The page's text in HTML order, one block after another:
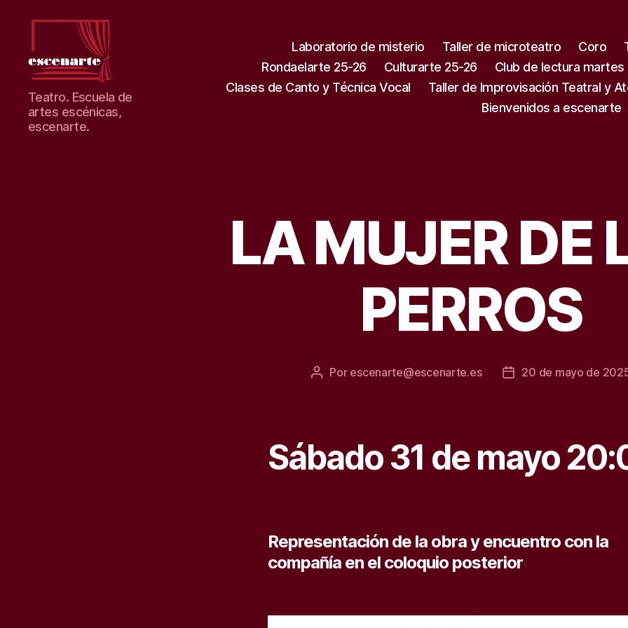
Teatro
escenarte.
Escuela
de
Teatro. Escuela de
artes escénicas,
escenarte.
Laboratorio de misterio Taller de microteatro Coro
Rondaelarte 25-26
Culturarte 25-26
Club de lectura martes
Clases de Canto y Técnica Vocal
Taller de Improvisación Teatral y
Bienvenidos a escenarte
LA MUJER DE
PERROS
Autor
Por escenarte@escenarte.es
Fecha20 de mayo de
Sábado 31 de mayo
Representación de la obra y encuentro con la
compañía en el coloquio posterior